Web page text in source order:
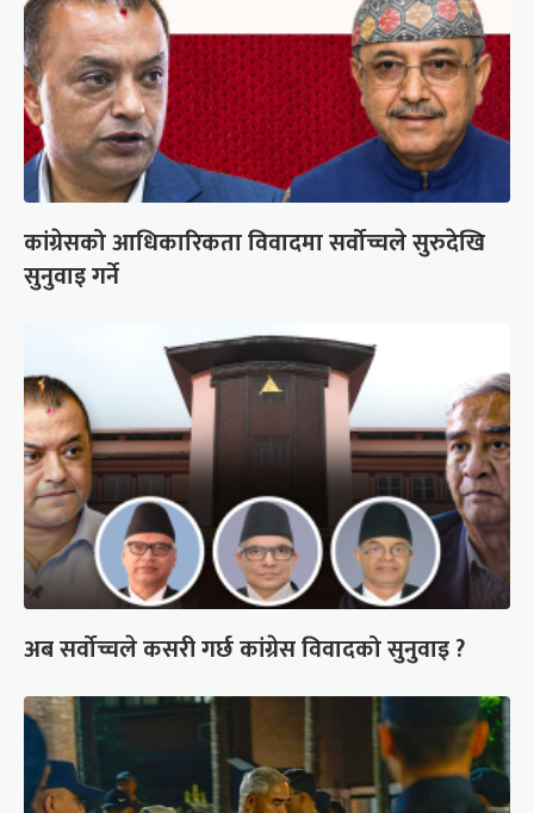
कांग्रेसको आधिकारिकता विवादमा सर्वोच्चले सुरुदेखि
सुनुवाइ गर्ने
अब सर्वोच्चले कसरी गर्छ कांग्रेस विवादको सुनुवाइ ?